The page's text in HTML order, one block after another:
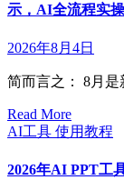
示，AI全流程实操
2026年8月4日
简而言之： 8月
Read More
AI工具 使用教程
2026年AI PPT工